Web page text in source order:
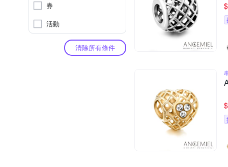
券
活動
清除所有條件
$
$